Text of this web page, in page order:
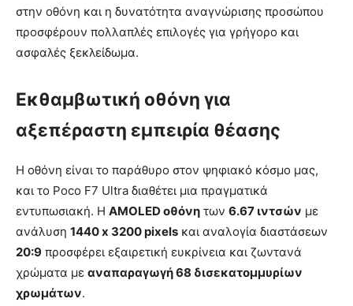
στην οθόνη και η δυνατότητα αναγνώρισης προσώπου
προσφέρουν πολλαπλές επιλογές για γρήγορο και
ασφαλές ξεκλείδωμα.
Εκθαμβωτική οθόνη για
αξεπέραστη εμπειρία θέασης
Η οθόνη είναι το παράθυρο στον ψηφιακό κόσμο μας,
και το Poco F7 Ultra διαθέτει μια πραγματικά
εντυπωσιακή. Η AMOLED οθόνη των 6.67 ιντσών με
ανάλυση 1440 x 3200 pixels και αναλογία διαστάσεων
20:9 προσφέρει εξαιρετική ευκρίνεια και ζωντανά
χρώματα με αναπαραγωγή 68 δισεκατομμυρίων
χρωμάτων.